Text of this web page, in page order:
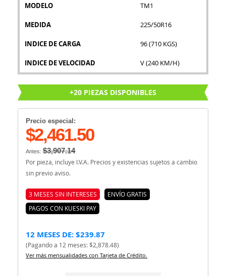
MODELO TM1
MEDIDA 225/50R16
INDICE DE CARGA 96 (710 KGS)
INDICE DE VELOCIDAD V (240 KM/H)
+20 PIEZAS DISPONIBLES
Precio especial:
$2,461.50
Antes: $3,907.14
Por pieza, incluye I.V.A. Precios y existencias sujetos a cambio
sin previo aviso.
3 MESES SIN INTERESES
ENVÍO GRATIS
PAGOS CON KUESKI PAY
12 MESES DE: $239.87
(Pagando a 12 meses: $2,878.48)
Ver más mensualidades con Tarjeta de Crédito.